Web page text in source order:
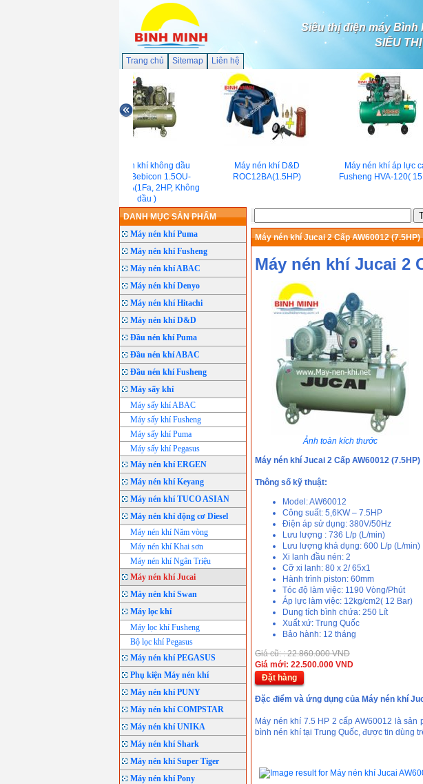
Siêu thị điện máy Bình
SIÊU
Trang chủ Sitemap Liên hệ
Máy nén khí không dầu
Hitachi Bebicon 1.5OU-
9.5GS5/6A(1Fa, 2HP, Không
dầu )
Máy nén khí D&D
ROC12BA(1.5HP)
Máy nén khí áp lực
Fusheng HVA-120(
DANH MỤC SẢN PHẨM
Máy nén khí Puma
Máy nén khí Fusheng
Máy nén khí ABAC
Máy nén khí Denyo
Máy nén khí Hitachi
Máy nén khí D&D
Đầu nén khí Puma
Đầu nén khí ABAC
Đầu nén khí Fusheng
Máy sấy khí
Máy sấy khí ABAC
Máy sấy khí Fusheng
Máy sấy khí Puma
Máy sấy khí Pegasus
Máy nén khí ERGEN
Máy nén khí Keyang
Máy nén khí TUCO ASIAN
Máy nén khí động cơ Diesel
Máy nén khí Năm vòng
Máy nén khí Khai sơn
Máy nén khí Ngân Triệu
Máy nén khí Jucai
Máy nén khí Swan
Máy lọc khí
Máy lọc khí Fusheng
Bộ lọc khí Pegasus
Máy nén khí PEGASUS
Phụ kiện Máy nén khí
Máy nén khí PUNY
Máy nén khí COMPSTAR
Máy nén khí UNIKA
Máy nén khí Shark
Máy nén khí Super Tiger
Máy nén khí Pony
Máy nén khí Jucai 2 Cấp AW60012 (7.5HP)
Máy nén khí Jucai 2
Ảnh toàn kích thước
Máy nén khí Jucai 2 Cấp AW60012 (7.5HP)
Thông số kỹ thuật:
Model: AW60012
Công suất: 5,6KW – 7.5HP
Điện áp sử dụng: 380V/50Hz
Lưu lượng : 736 L/p (L/min)
Lưu lượng khả dụng: 600 L/p (L/min)
Xi lanh đầu nén: 2
Cỡ xi lanh: 80 x 2/ 65x1
Hành trình piston: 60mm
Tóc độ làm việc: 1190 Vòng/Phút
Áp lực làm việc: 12kg/cm2( 12 Bar)
Dung tích bình chứa: 250 Lít
Xuất xứ: Trung Quốc
Bảo hành: 12 tháng
Giá cũ: : 22.860.000 VND
Giá mới: 22.500.000 VND
Đặt hàng
Đặc điểm và ứng dụng của Máy nén khí
Máy nén khí 7.5 HP 2 cấp AW60012 là
bình nén khí tại Trung Quốc, được tin dùng